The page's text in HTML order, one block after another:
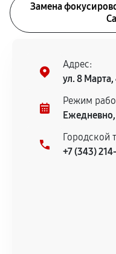
Замена
Адрес:
ул. 8 Марта,
Режим
Городской
+7 (343)